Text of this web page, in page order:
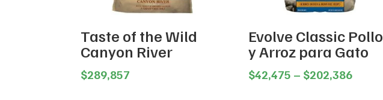
Taste of the Wild
Canyon River
$289,857
Evolve Classic Pollo
y Arroz para Gato
$42,475 – $202,386Price